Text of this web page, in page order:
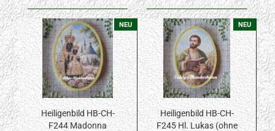
NEU
Heiligenbild HB-CH-
F244 Madonna
NEU
Heiligenbild HB-CH-
F245 Hl. Lukas (ohne